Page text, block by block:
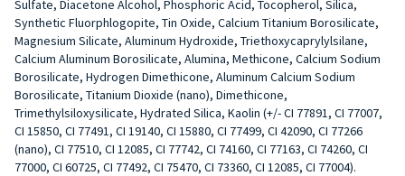
Sulfate, Diacetone Alcohol, Phosphoric Acid, Tocopherol, Silica,
Synthetic Fluorphlogopite, Tin Oxide, Calcium Titanium Borosilicate,
Magnesium Silicate, Aluminum Hydroxide, Triethoxycaprylylsilane,
Calcium Aluminum Borosilicate, Alumina, Methicone, Calcium Sodium
Borosilicate, Hydrogen Dimethicone, Aluminum Calcium Sodium
Borosilicate, Titanium Dioxide (nano), Dimethicone,
Trimethylsiloxysilicate, Hydrated Silica, Kaolin (+/- CI 77891, CI 77007,
CI 15850, CI 77491, CI 19140, CI 15880, CI 77499, CI 42090, CI 77266
(nano), CI 77510, CI 12085, CI 77742, CI 74160, CI 77163, CI 74260, CI
77000, CI 60725, CI 77492, CI 75470, CI 73360, CI 12085, CI 77004).